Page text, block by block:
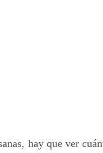
hay que ver